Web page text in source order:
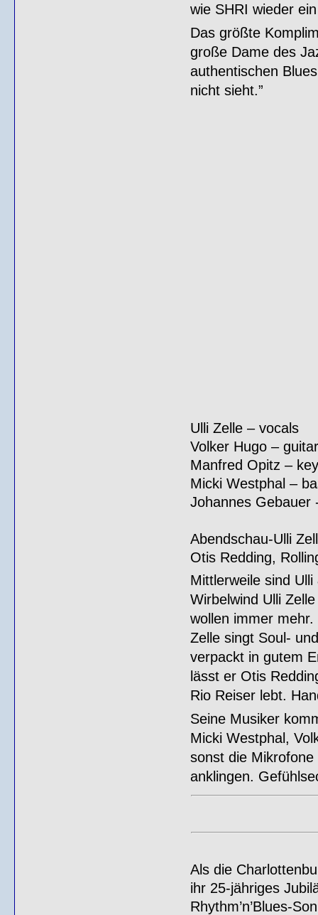
wie SHRI wieder
Das größte
große Dame des
authentischen
nicht sieht.”
Ulli Zelle – vocals
Volker Hugo – guitar
Manfred Opitz –
Micki Westphal –
Johannes Gebauer
Abendschau-Ulli
Otis Redding,
Mittlerweile sind
Wirbelwind Ulli
wollen immer
Zelle singt Soul-
verpackt in gutem
lässt er Otis
Rio Reiser lebt.
Seine Musiker
Micki Westphal,
sonst die
anklingen.
Als die
ihr 25-jähriges
Rhythm’n’Blues-